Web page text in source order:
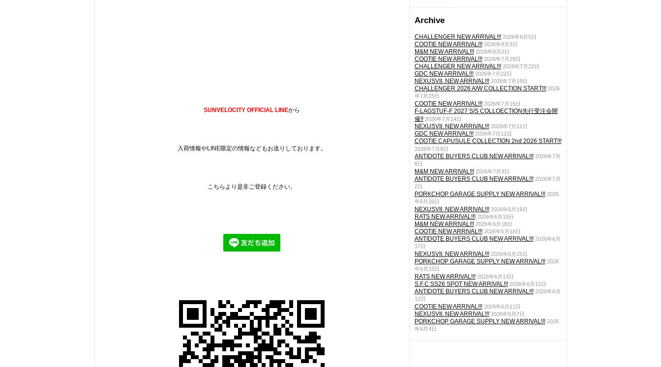
Archive
CHALLENGER NEW ARRIVAL!!! 2026年8月5日
COOTIE NEW ARRIVAL!!! 2026年8月3日
M&M NEW ARRIVAL!!! 2026年8月2日
COOTIE NEW ARRIVAL!!! 2026年7月29日
CHALLENGER NEW ARRIVAL!!! 2026年7月22日
GDC NEW ARRIVAL!!! 2026年7月22日
NEXUSVII. NEW ARRIVAL!!! 2026年7月19日
CHALLENGER 2026 A/W COLLECTION START!!! 2026
年7月15日
COOTIE NEW ARRIVAL!!! 2026年7月15日
F-LAGSTUF-F 2027 S/S COLLOECTION先行受注会開
催!! 2026年7月14日
NEXUSVII. NEW ARRIVAL!!! 2026年7月11日
GDC NEW ARRIVAL!!! 2026年7月11日
COOTIE CAPUSULE COLLECTION 2nd 2026 START!!!
2026年7月8日
ANTIDOTE BUYERS CLUB NEW ARRIVAL!!! 2026年7月
8日
M&M NEW ARRIVAL!!! 2026年7月3日
ANTIDOTE BUYERS CLUB NEW ARRIVAL!!! 2026年7月
2日
PORKCHOP GARAGE SUPPLY NEW ARRIVAL!!! 2026
年6月26日
NEXUSVII. NEW ARRIVAL!!! 2026年6月19日
RATS NEW ARRIVAL!!! 2026年6月19日
M&M NEW ARRIVAL!!! 2026年6月18日
COOTIE NEW ARRIVAL!!! 2026年6月18日
ANTIDOTE BUYERS CLUB NEW ARRIVAL!!! 2026年6月
17日
NEXUSVII. NEW ARRIVAL!!! 2026年6月15日
PORKCHOP GARAGE SUPPLY NEW ARRIVAL!!! 2026
年6月15日
RATS NEW ARRIVAL!!! 2026年6月13日
S.F.C SS26 SPOT NEW ARRIVAL!!! 2026年6月12日
ANTIDOTE BUYERS CLUB NEW ARRIVAL!!! 2026年6月
12日
COOTIE NEW ARRIVAL!!! 2026年6月11日
NEXUSVII. NEW ARRIVAL!!! 2026年6月7日
PORKCHOP GARAGE SUPPLY NEW ARRIVAL!!! 2026
年6月4日
SUNVELOCITY OFFICIAL LINEから
入荷情報やLINE限定の情報などもお送りしております。
こちらより是非ご登録ください。